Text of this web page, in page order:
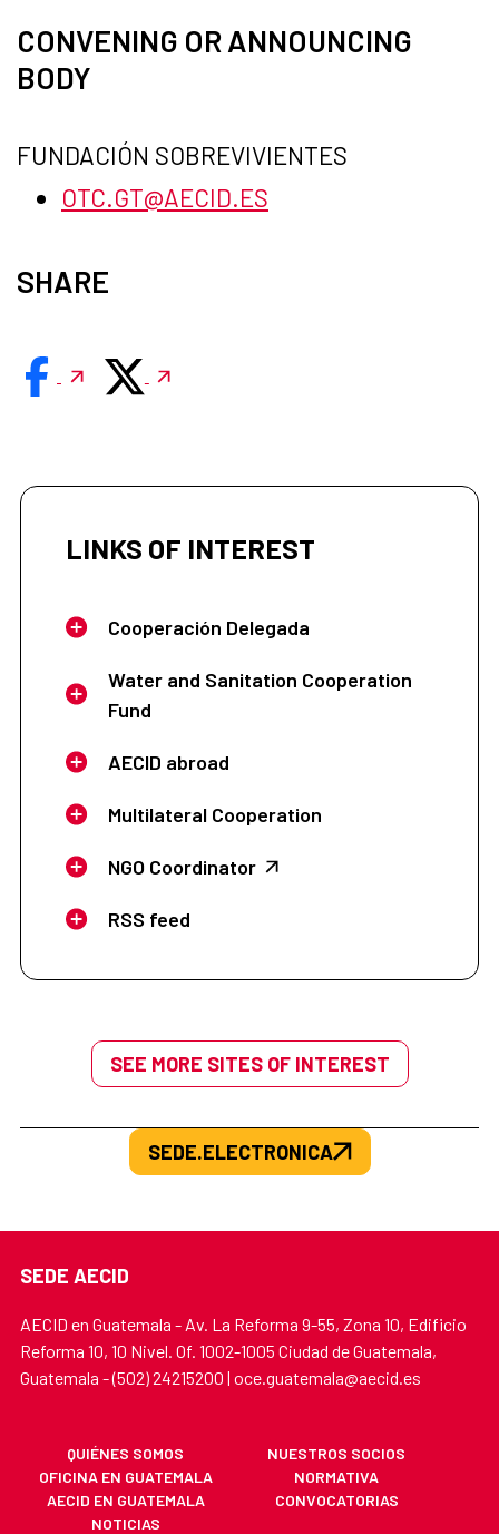
CONVENING OR ANNOUNCING
BODY
FUNDACIÓN SOBREVIVIENTES
OTC.GT@AECID.ES
SHARE
LINKS OF INTEREST
Cooperación Delegada
Water and Sanitation Cooperation
Fund
AECID abroad
Multilateral Cooperation
NGO Coordinator
RSS feed
SEE MORE SITES OF INTEREST
SEDE.ELECTRONICA
SEDE AECID
AECID en Guatemala - Av. La Reforma 9-55, Zona 10, Edificio
Reforma 10, 10 Nivel. Of. 1002-1005 Ciudad de Guatemala,
Guatemala - (502) 24215200 | oce.guatemala@aecid.es
QUIÉNES SOMOS
NUESTROS SOCIOS
OFICINA EN GUATEMALA
NORMATIVA
AECID EN GUATEMALA
CONVOCATORIAS
NOTICIAS